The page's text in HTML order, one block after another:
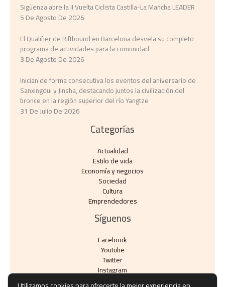
Sigüenza abre la II Vuelta Ciclista Castilla-La Mancha LEADER
5 De Agosto De 2026
El Qualifier de Riftbound en Barcelona desvela su completo
programa de actividades para la comunidad
3 De Agosto De 2026
Inician de forma consecutiva los eventos del aniversario de
Sanxingdui y Jinsha, destacando juntos la civilización del
bronce en la región superior del río Yangtze
31 De Julio De 2026
Categorías
Actualidad
Estilo de vida
Economía y negocios​
Sociedad
Cultura
Emprendedores
Síguenos
Facebook
Youtube
Twitter
Instagram